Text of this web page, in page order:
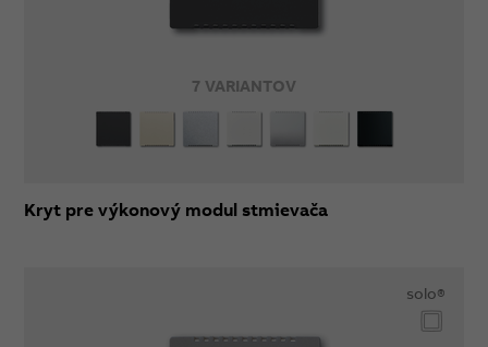
7 VARIANTOV
Kryt pre výkonový modul stmievača
solo®